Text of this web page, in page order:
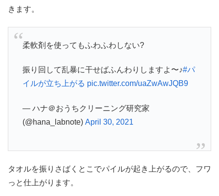
きます。
柔軟剤を使ってもふわふわしない?
振り回して乱暴に干せばふんわりしますよ〜♪#パ
イルが立ち上がる pic.twitter.com/uaZwAwJQB9
— ハナ＠おうちクリーニング研究家
(@hana_labnote) April 30, 2021
タオルを振りさばくとこでパイルが起き上がるので、フワ
っと仕上がります。